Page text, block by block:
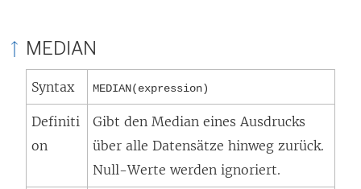
MEDIAN
Syntax MEDIAN(expression)
Definiti
on
Gibt den Median eines Ausdrucks
über alle Datensätze hinweg zurück.
Null-Werte werden ignoriert.